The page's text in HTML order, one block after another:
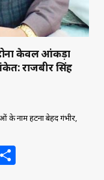
केवल आंकड़ा
राजबीर सिंह
के नाम हटना बेहद गंभीर,